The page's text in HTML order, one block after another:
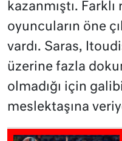
kazanmıştı.
oyuncuların öne
vardı. Saras,
üzerine fazla
olmadığı için
meslektaşına